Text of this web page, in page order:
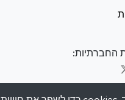
החברתיות: